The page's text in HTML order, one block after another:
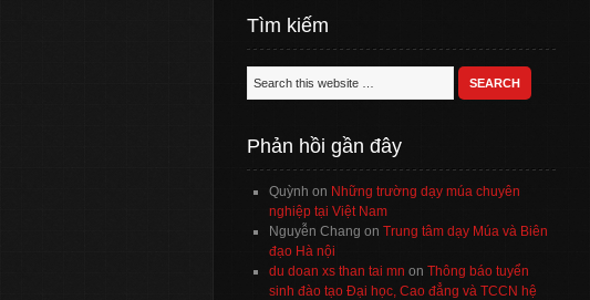
Tìm kiếm
Phản hồi gần đây
Quỳnh on Những trường dạy múa chuyên
nghiệp tại Việt Nam
Nguyễn Chang on Trung tâm dạy Múa và Biên
đạo Hà nội
du doan xs than tai mn on Thông báo tuyển
sinh đào tạo Đại học, Cao đẳng và TCCN hệ